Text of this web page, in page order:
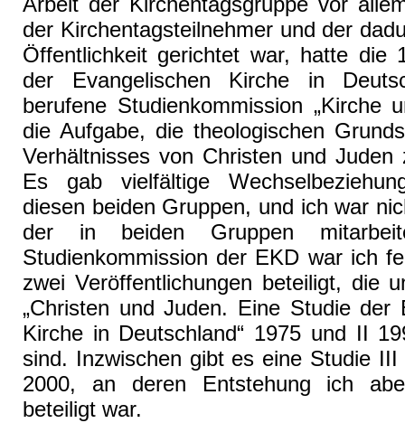
der Kirchentagsteilnehmer und der
Öffentlichkeit gerichtet war, hatte die
der Evangelischen Kirche in
berufene Studienkommission „Kirche
die Aufgabe, die theologischen
Verhältnisses von Christen und Juden
Es gab vielfältige
diesen beiden Gruppen, und ich war
der in beiden Gruppen
Studienkommission der EKD war ich
zwei Veröffentlichungen beteiligt, die
„Christen und Juden. Eine Studie der
Kirche in Deutschland“ 1975 und II
sind. Inzwischen gibt es eine Studie
2000, an deren Entstehung ich
beteiligt war.